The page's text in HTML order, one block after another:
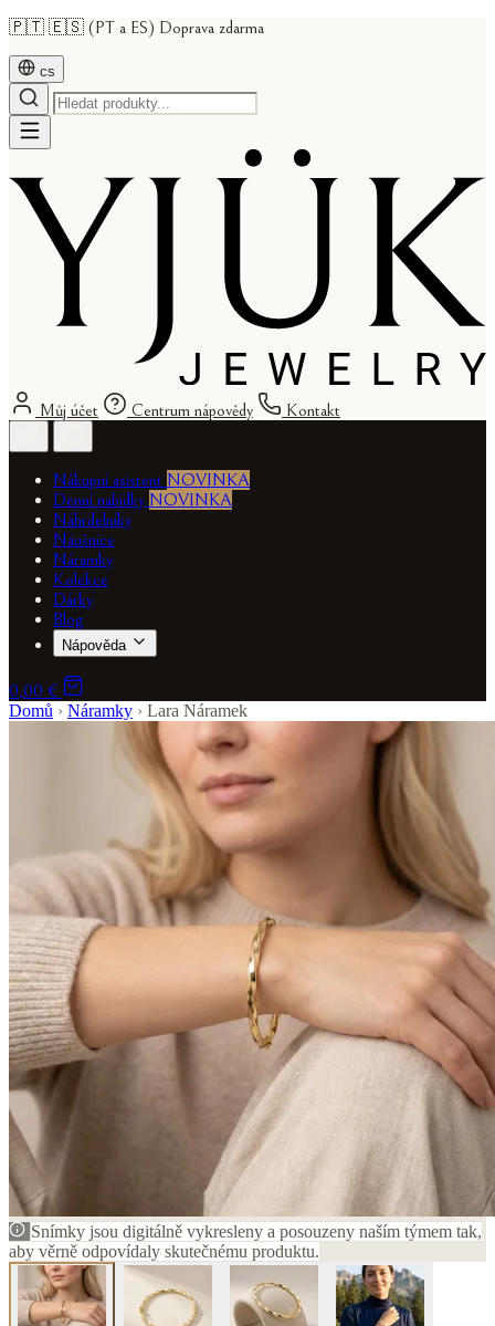
🇵🇹 🇪🇸 (PT a ES) Doprava zdarma
cs
Můj účet Centrum nápovědy Kontakt
Nákupní asistent NOVINKA
Denní nabídky NOVINKA
Náhrdelníky
Náušnice
Náramky
Kolekce
Dárky
Blog
Nápověda
0,00 €
Domů › Náramky › Lara Náramek
Snímky jsou digitálně vykresleny a posouzeny naším týmem tak,
aby věrně odpovídaly skutečnému produktu.